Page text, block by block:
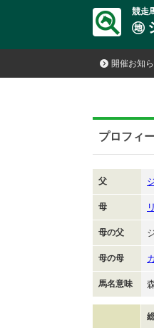
競走
開催お知
プロフィ
父
母
母の父
母の母
馬名意味